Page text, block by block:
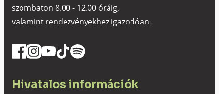
szombaton 8.00 - 12.00 óráig,
valamint rendezvényekhez igazodóan.
Hivatalos információk